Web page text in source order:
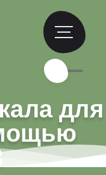
для